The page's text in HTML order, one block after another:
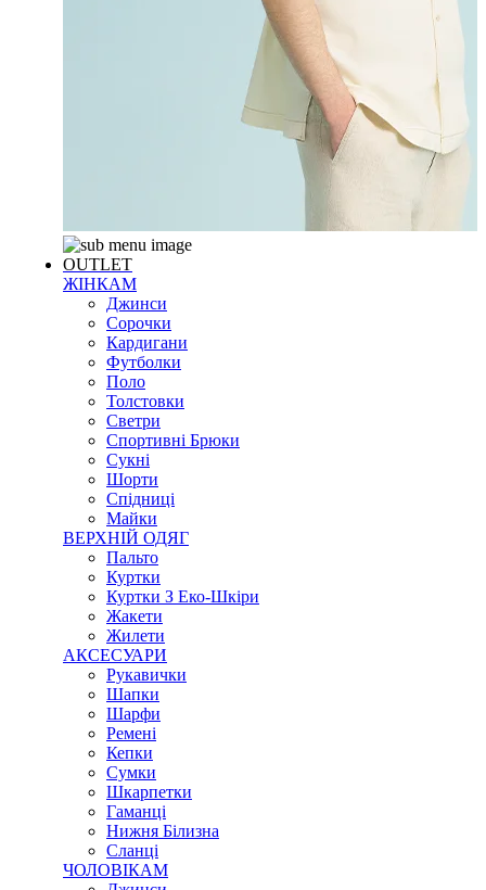
OUTLET
ЖІНКАМ
Джинси
Сорочки
Кардигани
Футболки
Поло
Толстовки
Светри
Спортивні Брюки
Сукні
Шорти
Спідниці
Майки
ВЕРХНІЙ ОДЯГ
Пальто
Куртки
Куртки З Еко-Шкіри
Жакети
Жилети
АКСЕСУАРИ
Рукавички
Шапки
Шарфи
Ремені
Кепки
Сумки
Шкарпетки
Гаманці
Нижня Білизна
Сланці
ЧОЛОВІКАМ